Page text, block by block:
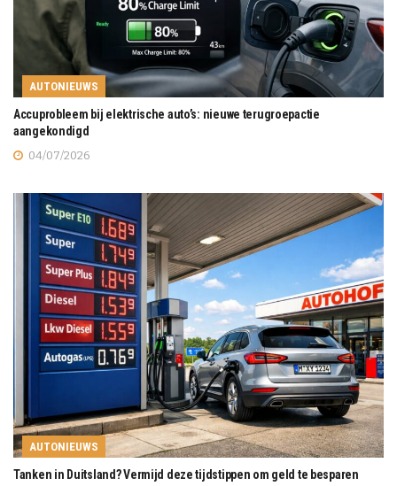
AUTONIEUWS
Accuprobleem bij elektrische auto’s: nieuwe terugroepactie
aangekondigd
04/07/2026
AUTONIEUWS
Tanken in Duitsland? Vermijd deze tijdstippen om geld te besparen